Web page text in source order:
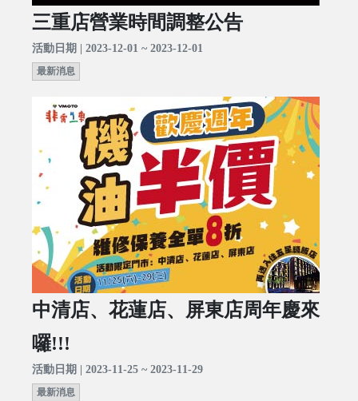
三重店營業時間調整公告
活動日期 | 2023-12-01 ~ 2023-12-01
最新消息
中清店、花蓮店、屏東店周年慶來
囉!!!
活動日期 | 2023-11-25 ~ 2023-11-29
最新消息